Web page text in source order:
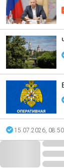
15.07.2026, 08:50